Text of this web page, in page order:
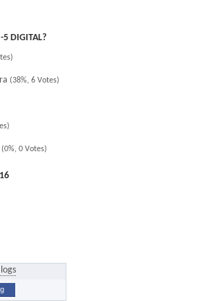
DIGITAL?
(38%, 6 Votes)
(0%, 0 Votes)
16